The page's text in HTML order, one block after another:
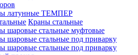
латунные ТЕМПЕР
Краны стальные
шаровые стальные муфтовые
шаровые стальные под приварку
шаровые стальные под приварку